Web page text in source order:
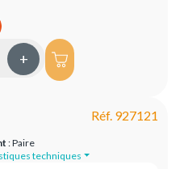
+
Réf. 927121
: Paire
techniques